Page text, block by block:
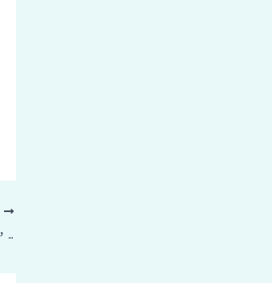
不想被出局？雄贊膜衣錠為你出眾，提升男性自信與健康！